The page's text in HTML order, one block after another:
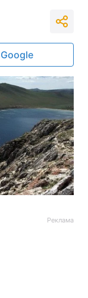
Реклама